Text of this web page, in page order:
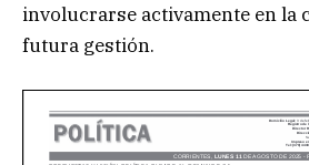
involucrarse activamente en la
futura gestión.